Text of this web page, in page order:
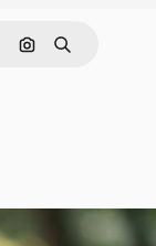
Cerca per
Ricerca